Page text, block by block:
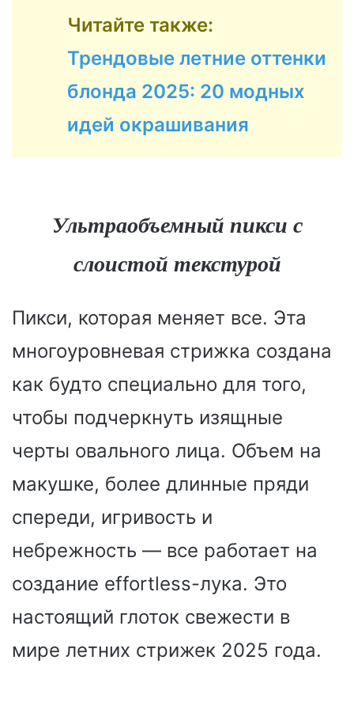
Читайте также:
Трендовые летние оттенки
блонда 2025: 20 модных
идей окрашивания
Ультраобъемный пикси с
слоистой текстурой
Пикси, которая меняет все. Эта
многоуровневая стрижка создана
как будто специально для того,
чтобы подчеркнуть изящные
черты овального лица. Объем на
макушке, более длинные пряди
спереди, игривость и
небрежность — все работает на
создание effortless-лука. Это
настоящий глоток свежести в
мире летних стрижек 2025 года.